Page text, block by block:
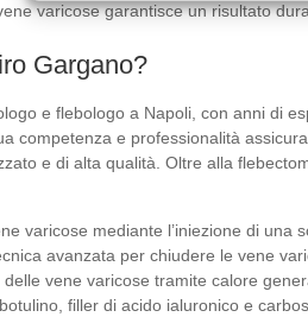
varicose garantisce un risultato
Gargano?
e flebologo a Napoli, con anni di
competenza e professionalità
e di alta qualità. Oltre alla
varicose mediante l’iniezione di una
avanzata per chiudere le vene
vene varicose tramite calore
filler di acido ialuronico e